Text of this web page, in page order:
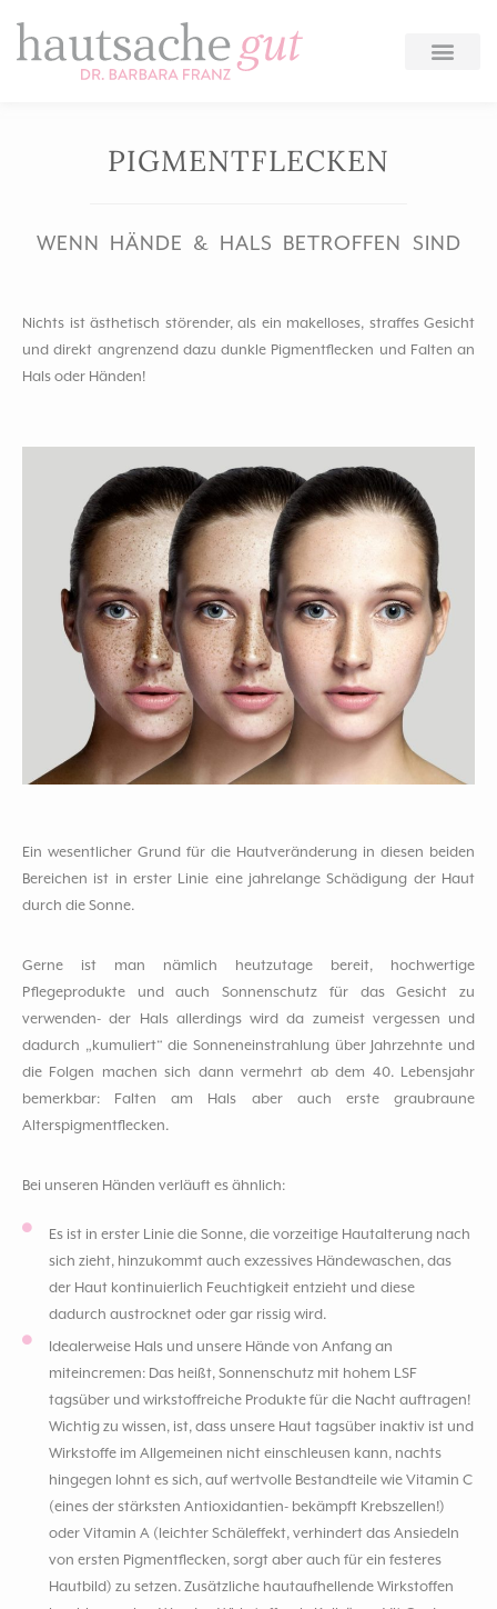
Zum
PIGMENTFLECKEN
WENN HÄNDE & HALS BETROFFEN SIND
Nichts ist ästhetisch störender, als ein makelloses, straffes Gesicht
und direkt angrenzend dazu dunkle Pigmentflecken und Falten an
Hals oder Händen!
Ein wesentlicher Grund für die Hautveränderung in diesen beiden
Bereichen ist in erster Linie eine jahrelange Schädigung der Haut
durch die Sonne.
Gerne ist man nämlich heutzutage bereit, hochwertige
Pflegeprodukte und auch Sonnenschutz für das Gesicht zu
verwenden- der Hals allerdings wird da zumeist vergessen und
dadurch „kumuliert“ die Sonneneinstrahlung über Jahrzehnte und
die Folgen machen sich dann vermehrt ab dem 40. Lebensjahr
bemerkbar: Falten am Hals aber auch erste graubraune
Alterspigmentflecken.
Bei unseren Händen verläuft es ähnlich:
Es ist in erster Linie die Sonne, die vorzeitige Hautalterung nach
sich zieht, hinzukommt auch exzessives Händewaschen, das
der Haut kontinuierlich Feuchtigkeit entzieht und diese
dadurch austrocknet oder gar rissig wird.
Idealerweise Hals und unsere Hände von Anfang an
miteincremen: Das heißt, Sonnenschutz mit hohem LSF
tagsüber und wirkstoffreiche Produkte für die Nacht auftragen!
Wichtig zu wissen, ist, dass unsere Haut tagsüber inaktiv ist und
Wirkstoffe im Allgemeinen nicht einschleusen kann, nachts
hingegen lohnt es sich, auf wertvolle Bestandteile wie Vitamin C
(eines der stärksten Antioxidantien- bekämpft Krebszellen!)
oder Vitamin A (leichter Schäleffekt, verhindert das Ansiedeln
von ersten Pigmentflecken, sorgt aber auch für ein festeres
Hautbild) zu setzen. Zusätzliche hautaufhellende Wirkstoffen